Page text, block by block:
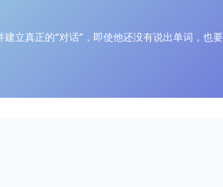
立真正的“对话”，即使他还没有说出单词，也